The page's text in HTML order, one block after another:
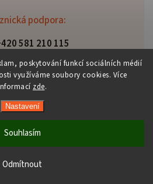
poskytování funkcí sociálních médií
využíváme soubory cookies. Více
zde.
Nastavení
Odmítnout
Souhlasím
podpora:
581 210 115
Davaztechnik. Všechna práva